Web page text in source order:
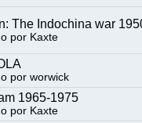
The Indochina war
por Kaxte
porworwick
1965-1975
por Kaxte